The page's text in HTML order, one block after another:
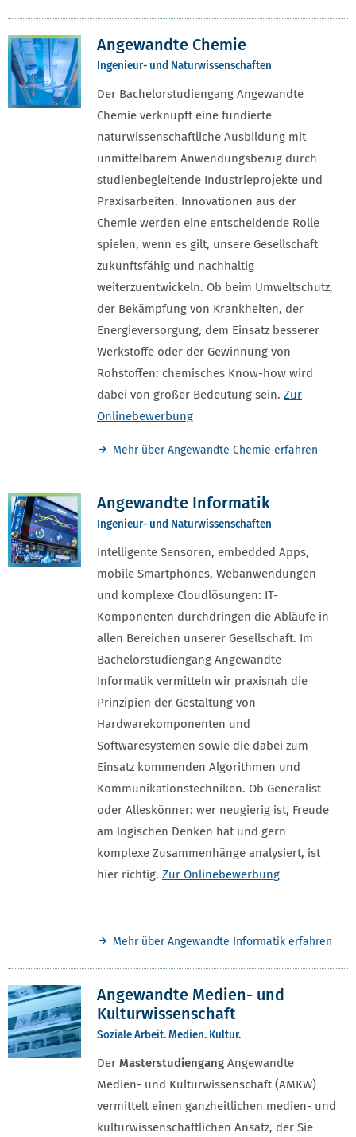
Angewandte Chemie
Ingenieur- und Naturwissenschaften
Der Bachelorstudiengang Angewandte
Chemie verknüpft eine fundierte
naturwissenschaftliche Ausbildung mit
unmittelbarem Anwendungsbezug durch
studienbegleitende Industrieprojekte und
Praxisarbeiten. Innovationen aus der
Chemie werden eine entscheidende Rolle
spielen, wenn es gilt, unsere Gesellschaft
zukunftsfähig und nachhaltig
weiterzuentwickeln. Ob beim Umweltschutz,
der Bekämpfung von Krankheiten, der
Energieversorgung, dem Einsatz besserer
Werkstoffe oder der Gewinnung von
Rohstoffen: chemisches Know-how wird
dabei von großer Bedeutung sein. Zur
Onlinebewerbung
Mehr über Angewandte Chemie erfahren
Angewandte Informatik
Ingenieur- und Naturwissenschaften
Intelligente Sensoren, embedded Apps,
mobile Smartphones, Webanwendungen
und komplexe Cloudlösungen: IT-
Komponenten durchdringen die Abläufe in
allen Bereichen unserer Gesellschaft. Im
Bachelorstudiengang Angewandte
Informatik vermitteln wir praxisnah die
Prinzipien der Gestaltung von
Hardwarekomponenten und
Softwaresystemen sowie die dabei zum
Einsatz kommenden Algorithmen und
Kommunikationstechniken. Ob Generalist
oder Alleskönner: wer neugierig ist, Freude
am logischen Denken hat und gern
komplexe Zusammenhänge analysiert, ist
hier richtig. Zur Onlinebewerbung
Mehr über Angewandte Informatik erfahren
Angewandte Medien- und
Kulturwissenschaft
Soziale Arbeit. Medien. Kultur.
Der Masterstudiengang Angewandte
Medien- und Kulturwissenschaft (AMKW)
vermittelt einen ganzheitlichen medien- und
kulturwissenschaftlichen Ansatz, der Sie